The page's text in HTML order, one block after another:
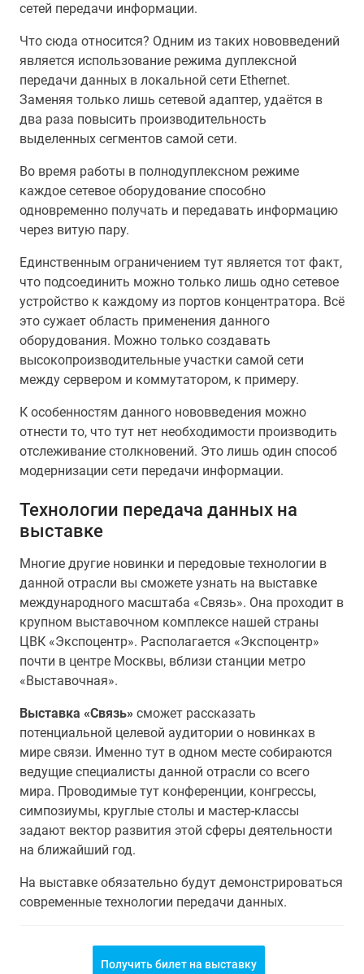
сетей передачи информации.
Что сюда относится? Одним из таких нововведений
является использование режима дуплексной
передачи данных в локальной сети Ethernet.
Заменяя только лишь сетевой адаптер, удаётся в
два раза повысить производительность
выделенных сегментов самой сети.
Во время работы в полнодуплексном режиме
каждое сетевое оборудование способно
одновременно получать и передавать информацию
через витую пару.
Единственным ограничением тут является тот факт,
что подсоединить можно только лишь одно сетевое
устройство к каждому из портов концентратора. Всё
это сужает область применения данного
оборудования. Можно только создавать
высокопроизводительные участки самой сети
между сервером и коммутатором, к примеру.
К особенностям данного нововведения можно
отнести то, что тут нет необходимости производить
отслеживание столкновений. Это лишь один способ
модернизации сети передачи информации.
Технологии передача данных на
выставке
Многие другие новинки и передовые технологии в
данной отрасли вы сможете узнать на выставке
международного масштаба «Связь». Она проходит в
крупном выставочном комплексе нашей страны
ЦВК «Экспоцентр». Располагается «Экспоцентр»
почти в центре Москвы, вблизи станции метро
«Выставочная».
Выставка «Связь» сможет рассказать
потенциальной целевой аудитории о новинках в
мире связи. Именно тут в одном месте собираются
ведущие специалисты данной отрасли со всего
мира. Проводимые тут конференции, конгрессы,
симпозиумы, круглые столы и мастер-классы
задают вектор развития этой сферы деятельности
на ближайший год.
На выставке обязательно будут демонстрироваться
современные технологии передачи данных.
Получить билет на выставку